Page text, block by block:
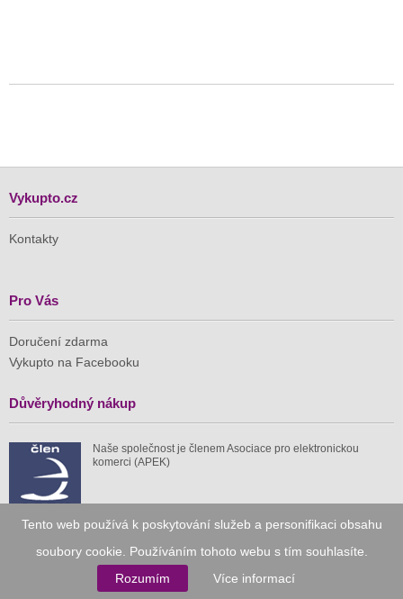
Tento web používá k poskytování služeb a personifikaci obsahu
soubory cookie. Používáním tohoto webu s tím souhlasíte.
Rozumím
Více informací
Vykupto.cz
Kontakty
Pro Vás
Doručení zdarma
Vykupto na Facebooku
Důvěryhodný nákup
Naše společnost je členem Asociace pro elektronickou
komerci (APEK)
Již od roku 2010